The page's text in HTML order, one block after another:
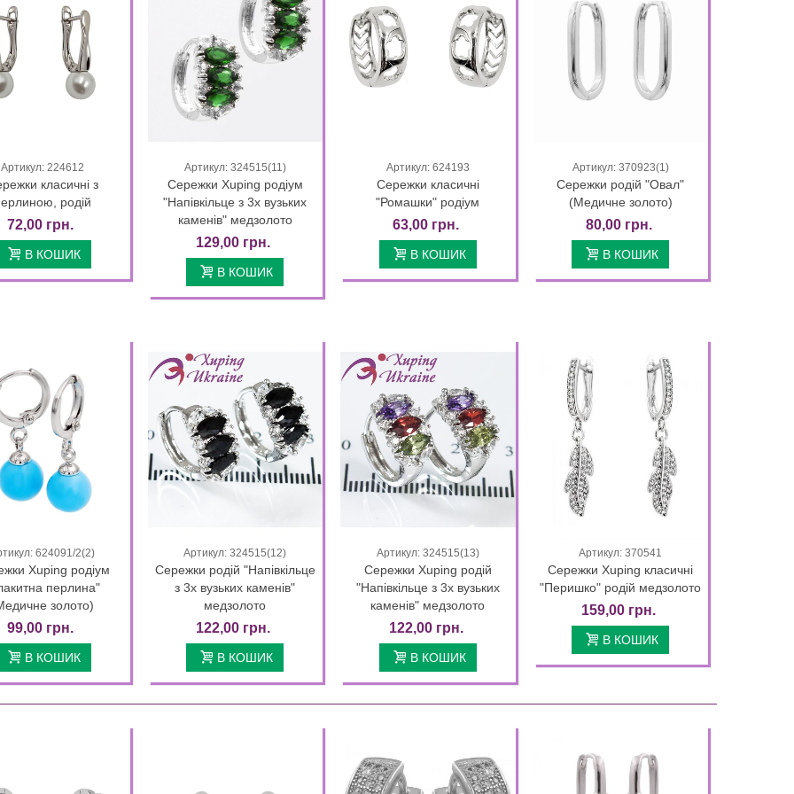
Quick view
Артикул: 224612
класичні з
родій
72,00 грн.
В КОШИК
Quick view
Артикул: 324515(11)
Сережки Xuping родіум
"Напівкільце з 3х вузьких
каменів" медзолото
129,00 грн.
В КОШИК
Quick view
Артикул: 624193
Сережки класичні
"Ромашки" родіум
63,00 грн.
В КОШИК
Quick view
Артикул: 370923(1)
Сережки родій "Овал"
(Медичне золото)
80,00 грн.
В КОШИК
Quick view
624091/2(2)
Xuping родіум
перлина"
золото)
99,00 грн.
В КОШИК
Quick view
Артикул: 324515(12)
Сережки родій "Напівкільце
з 3х вузьких каменів"
медзолото
122,00 грн.
В КОШИК
Quick view
Артикул: 324515(13)
Сережки Xuping родій
"Напівкільце з 3х вузьких
каменів" медзолото
122,00 грн.
В КОШИК
Quick view
Артикул: 370541
Сережки Xuping класичні
"Перишко" родій медзолото
159,00 грн.
В КОШИК